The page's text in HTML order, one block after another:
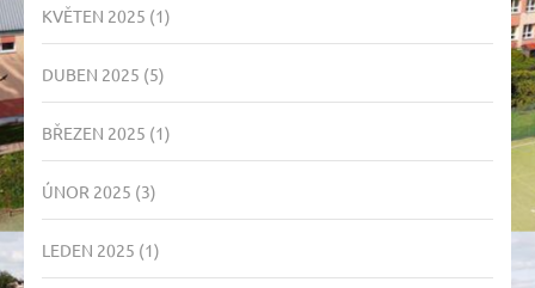
KVĚTEN 2025 (1)
DUBEN 2025 (5)
BŘEZEN 2025 (1)
ÚNOR 2025 (3)
LEDEN 2025 (1)